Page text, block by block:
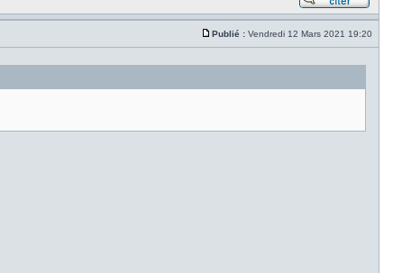
Publié : Vendredi 12 Mars 2021 19:20